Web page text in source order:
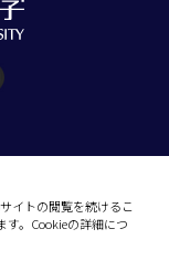
イトの閲覧を続けるこ
す。Cookieの詳細につ
790-